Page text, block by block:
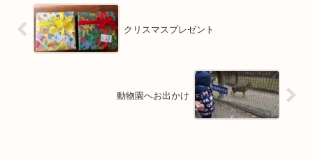
クリスマスプレゼント
動物園へお出かけ